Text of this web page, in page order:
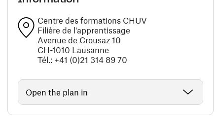
Centre des formations CHUV
Filière de l'apprentissage
Avenue de Crousaz 10
CH-1010 Lausanne
Tél.: +41 (0)21 314 89 70
Open the plan in